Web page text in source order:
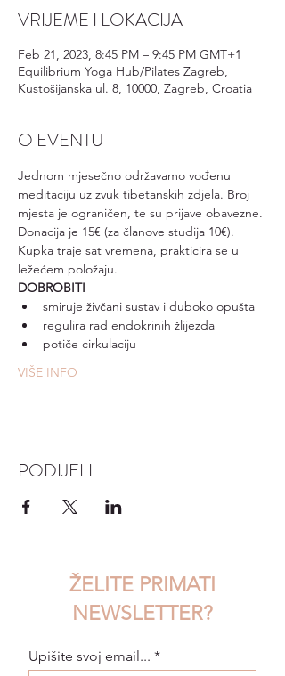
VRIJEME I LOKACIJA
Feb 21, 2023, 8:45 PM – 9:45 PM GMT+1
Equilibrium Yoga Hub/Pilates Zagreb,
Kustošijanska ul. 8, 10000, Zagreb, Croatia
O EVENTU
Jednom mjesečno održavamo vođenu
meditaciju uz zvuk tibetanskih zdjela. Broj
mjesta je ograničen, te su prijave obavezne.
Donacija je 15€ (za članove studija 10€).
Kupka traje sat vremena, prakticira se u
ležećem položaju.
DOBROBITI
smiruje živčani sustav i duboko opušta
regulira rad endokrinih žlijezda
potiče cirkulaciju
VIŠE INFO
PODIJELI
ŽELITE PRIMATI
NEWSLETTER?
Upišite svoj email...